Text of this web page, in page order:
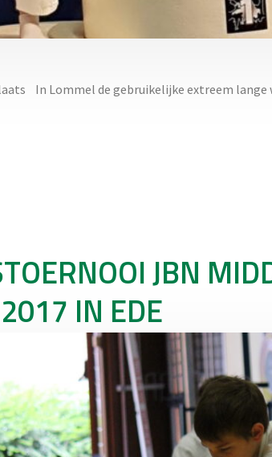
In Lommel de gebruikelijke extreem
JBN
IN EDE